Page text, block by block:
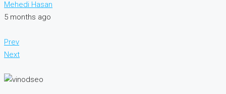
Mehedi Hasan
5 months ago
Prev
Next